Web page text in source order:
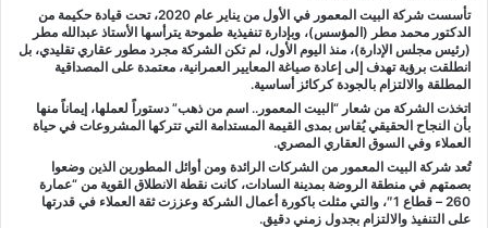
تأسست شركة البيت المعمور في الأول من يناير عام 2020، تحت قيادة حكيمة من
الدكتور محمد مطر (المؤسس)، وبإدارة تنفيذية طموحة يترأسها الأستاذ عبدالله مطر
(رئيس مجلس الإدارة)، منذ اليوم الأول، لم تكن الشركة مجرد مطور عقاري تقليدي، بل
انطلقت برؤية تهدف إلى إعادة صياغة المعايير العمرانية، معتمدة على المصداقية
المطلقة والالتزام بالجودة كركائز أساسية.
اتخذت الشركة من شعار “البيت المعمور.. اسم من ذهب” دستوراً لعملها، إيماناً منها
بأن النجاح الحقيقي يُقاس بمدى القيمة المستدامة التي تتركها المشروعات في حياة
العملاء وفي السوق العقاري المصري.
تُعد شركة البيت المعمور من الشركات الرائدة ومن أوائل المطورين الذين وضعوا
بصمتهم في منطقة الروضة بمدينة السادات، كانت نقطة الانطلاق القوية من “عمارة
260 – قطاع 1″، والتي مثلت باكورة أعمال الشركة وعززت ثقة العملاء في قدرتها
على التنفيذ والالتزام بجدول زمني دقيق.